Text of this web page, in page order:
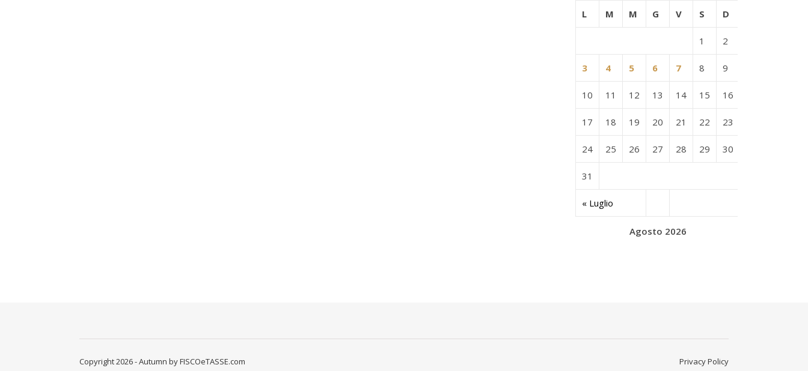
Agosto 2026
L M M G V S D
« Luglio
1 2
3 4 5 6 7 8 9
10 11 12 13 14 15 16
17 18 19 20 21 22 23
24 25 26 27 28 29 30
31
Privacy Policy
Copyright 2026 - Autumn by FISCOeTASSE.com